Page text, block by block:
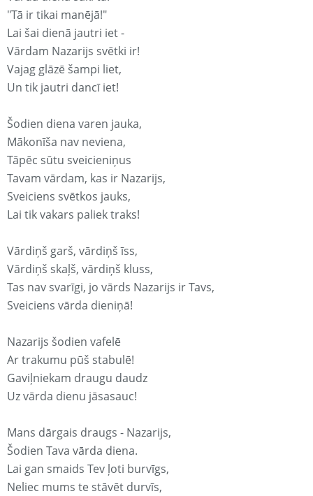
"Tā ir tikai manējā!"
Lai šai dienā jautri iet -
Vārdam Nazarijs svētki ir!
Vajag glāzē šampi liet,
Un tik jautri dancī iet!
Šodien diena varen jauka,
Mākonīša nav neviena,
Tāpēc sūtu sveicieniņus
Tavam vārdam, kas ir Nazarijs,
Sveiciens svētkos jauks,
Lai tik vakars paliek traks!
Vārdiņš garš, vārdiņš īss,
Vārdiņš skaļš, vārdiņš kluss,
Tas nav svarīgi, jo vārds Nazarijs ir Tavs,
Sveiciens vārda dieniņā!
Nazarijs šodien vafelē
Ar trakumu pūš stabulē!
Gaviļniekam draugu daudz
Uz vārda dienu jāsasauc!
Mans dārgais draugs - Nazarijs,
Šodien Tava vārda diena.
Lai gan smaids Tev ļoti burvīgs,
Neliec mums te stāvēt durvīs,